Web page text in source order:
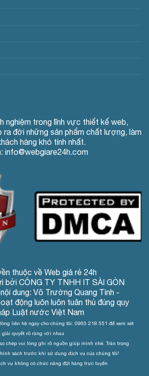
nghiệm trong lĩnh vực thiết kế web,
đời những sản phẩm chất lượng, làm
hàng khó tính nhất.
info@webgiare24h.com
thuộc về Web giá rẻ 24h
bởi CÔNG TY TNHH IT SÀI GÒN
dung: Võ Trường Quang Tình -
động luôn luôn tuân thủ đúng quy
Luật nước Việt Nam
liên hệ ngay cho chúng tôi: 0963 218 551 để xem xét
giải quyết rõ ràng với nhau
chép vui lòng ghi rõ nguồn giúp mình nhé. Trân trọng
sách trước khi sử dụng dịch vụ của chúng tôi!
vụ không có chức năng đặt hàng trực tuyến